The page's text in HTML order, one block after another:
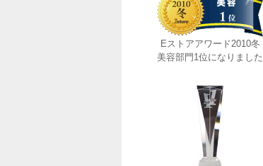
Eストアアワード2010冬
美容部門1位になりました